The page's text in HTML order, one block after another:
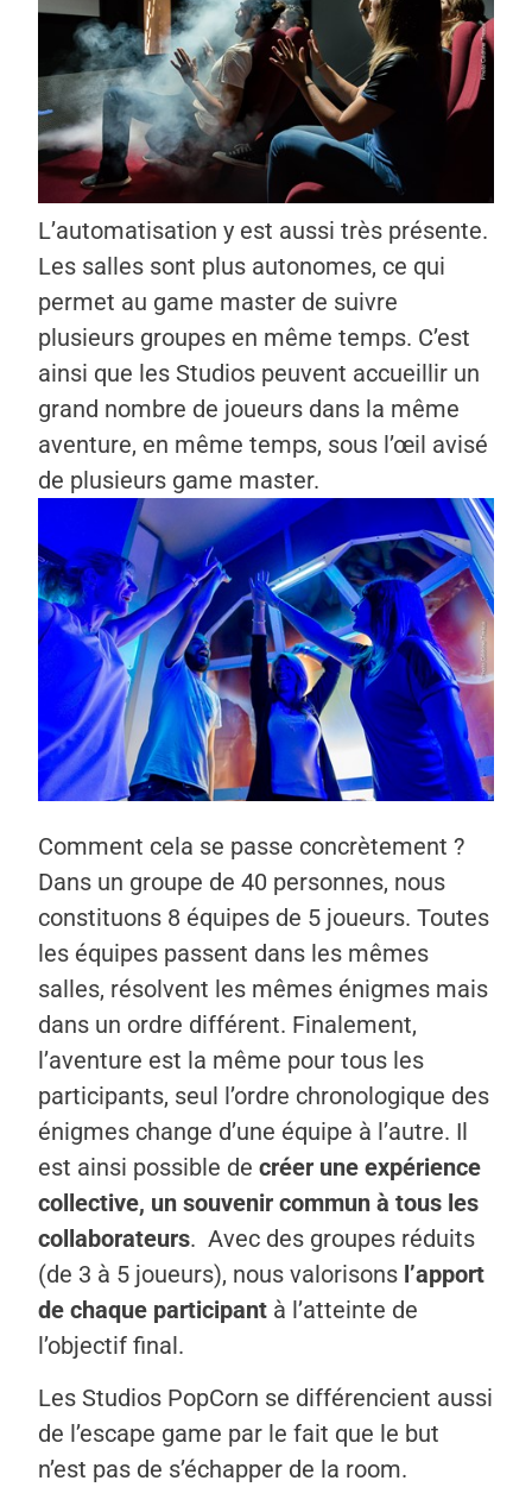
L’automatisation y est aussi très présente.
Les salles sont plus autonomes, ce qui
permet au game master de suivre
plusieurs groupes en même temps. C’est
ainsi que les Studios peuvent accueillir un
grand nombre de joueurs dans la même
aventure, en même temps, sous l’œil avisé
de plusieurs game master.
Comment cela se passe concrètement ?
Dans un groupe de 40 personnes, nous
constituons 8 équipes de 5 joueurs. Toutes
les équipes passent dans les mêmes
salles, résolvent les mêmes énigmes mais
dans un ordre différent. Finalement,
l’aventure est la même pour tous les
participants, seul l’ordre chronologique des
énigmes change d’une équipe à l’autre. Il
est ainsi possible decréer une expérience
collective, un souvenir commun à tous les
collaborateurs. Avec des groupes réduits
(de 3 à 5 joueurs), nous valorisons l’apport
de chaque participant à l’atteinte de
l’objectif final.
Les Studios PopCorn se différencient aussi
de l’escape game par le fait que le but
n’est pas de s’échapper de la room.